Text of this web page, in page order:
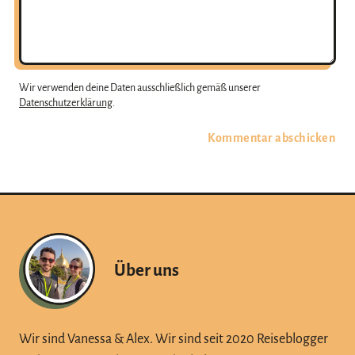
r
e
t
r
Wir verwenden deine Daten ausschließlich gemäß unserer
Datenschutzerklärung.
Über uns
Wir sind Vanessa & Alex. Wir sind seit 2020 Reiseblogger